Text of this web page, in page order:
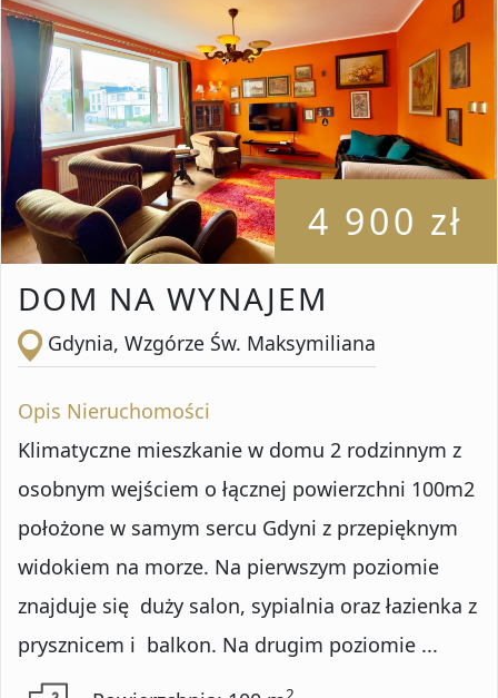
Oferty specjalne
Oferty bez prowizji
Oferty na wyłączność
4 900 zł
DOM NA WYNAJEM
Gdynia, Wzgórze Św. Maksymiliana
Opis Nieruchomości
Klimatyczne mieszkanie w domu 2 rodzinnym z
osobnym wejściem o łącznej powierzchni 100m2
położone w samym sercu Gdyni z przepięknym
widokiem na morze. Na pierwszym poziomie
znajduje się duży salon, sypialnia oraz łazienka z
prysznicem i balkon. Na drugim poziomie ...